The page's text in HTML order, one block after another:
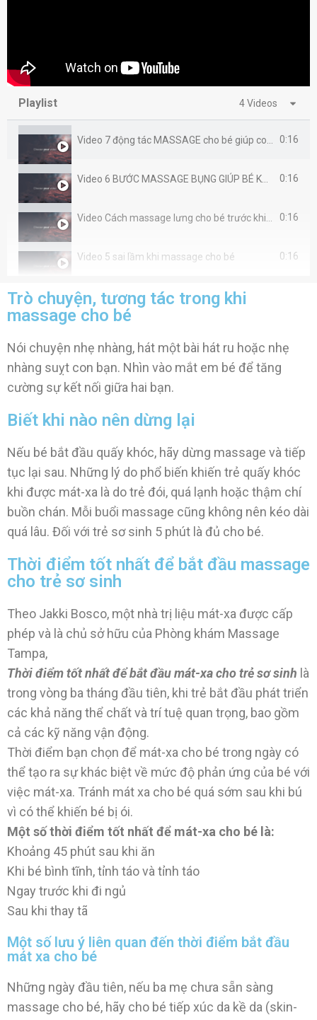
Playlist 4 Videos
0:16
0:16
0:16
Video 5 sai lầm khi massage cho bé 0:16
Trò chuyện, tương tác trong khi
massage cho bé
Nói chuyện nhẹ nhàng, hát một bài hát ru hoặc nhẹ
nhàng suỵt con bạn. Nhìn vào mắt em bé để tăng
cường sự kết nối giữa hai bạn.
Biết khi nào nên dừng lại
Nếu bé bắt đầu quấy khóc, hãy dừng massage và tiếp
tục lại sau. Những lý do phổ biến khiến trẻ quấy khóc
khi được mát-xa là do trẻ đói, quá lạnh hoặc thậm chí
buồn chán. Mỗi buổi massage cũng không nên kéo dài
quá lâu. Đối với trẻ sơ sinh 5 phút là đủ cho bé.
Thời điểm tốt nhất để bắt đầu massage
cho trẻ sơ sinh
Theo Jakki Bosco, một nhà trị liệu mát-xa được cấp
phép và là chủ sở hữu của Phòng khám Massage
Tampa,
Thời điểm tốt nhất để bắt đầu mát-xa cho trẻ sơ sinh là
trong vòng ba tháng đầu tiên, khi trẻ bắt đầu phát triển
các khả năng thể chất và trí tuệ quan trọng, bao gồm
cả các kỹ năng vận động.
Thời điểm bạn chọn để mát-xa cho bé trong ngày có
thể tạo ra sự khác biệt về mức độ phản ứng của bé với
việc mát-xa. Tránh mát xa cho bé quá sớm sau khi bú
vì có thể khiến bé bị ói.
Một số thời điểm tốt nhất để mát-xa cho bé là:
Khoảng 45 phút sau khi ăn
Khi bé bình tĩnh, tỉnh táo và tỉnh táo
Ngay trước khi đi ngủ
Sau khi thay tã
Một số lưu ý liên quan đến thời điểm bắt đầu
mát xa cho bé
Những ngày đầu tiên, nếu ba mẹ chưa sẵn sàng
massage cho bé, hãy cho bé tiếp xúc da kề da (skin-